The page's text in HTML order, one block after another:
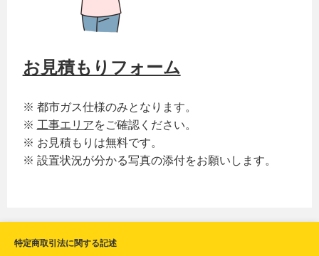
お見積もりフォーム
※ 都市ガス仕様のみとなります。
※ 工事エリアをご確認ください。
※ お見積もりは無料です。
※ 設置状況が分かる写真の添付をお願いします。
特定商取引法に関する記述